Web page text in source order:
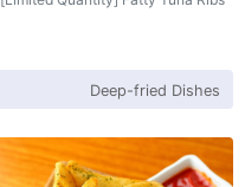
Deep-fried Dishes